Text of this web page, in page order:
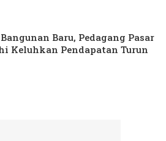
Baru, Pedagang Pasar
Keluhkan Pendapatan Turun